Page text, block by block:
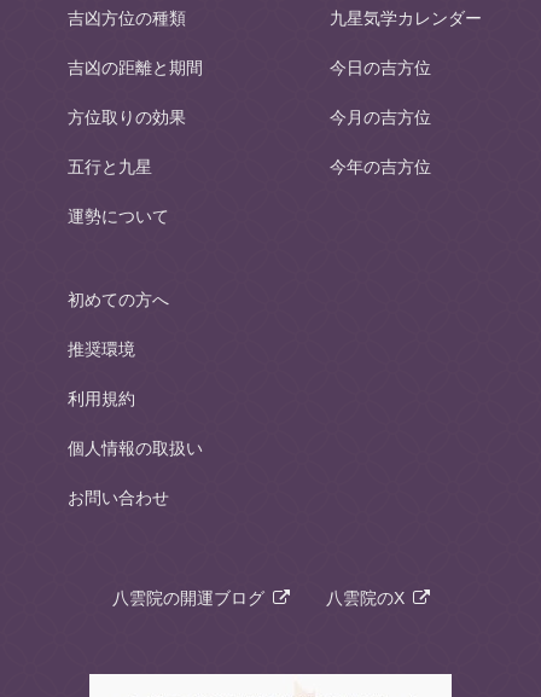
吉凶方位の種類
吉凶の距離と期間
方位取りの効果
五行と九星
運勢について
九星気学カレンダー
今日の吉方位
今月の吉方位
今年の吉方位
初めての方へ
推奨環境
利用規約
個人情報の取扱い
お問い合わせ
八雲院の開運ブログ 八雲院のX